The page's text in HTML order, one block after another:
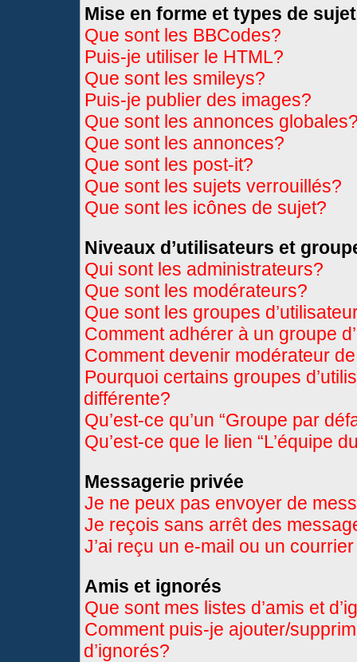
Mise en forme et types de sujet
Que sont les BBCodes?
Puis-je utiliser le HTML?
Que sont les smileys?
Puis-je publier des images?
Que sont les annonces
Que sont les annonces?
Que sont les post-it?
Que sont les sujets verrouillés?
Que sont les icônes de sujet?
Niveaux d’utilisateurs et
Qui sont les administrateurs?
Que sont les modérateurs?
Que sont les groupes
Comment adhérer à un groupe
Comment devenir modérateur
Pourquoi certains groupes
différente?
Qu’est-ce qu’un “Groupe par
Qu’est-ce que le lien “L’équipe
Messagerie privée
Je ne peux pas envoyer de
Je reçois sans arrêt des
J’ai reçu un e-mail ou un
Amis et ignorés
Que sont mes listes d’amis et
Comment puis-je ajouter/
d’ignorés?